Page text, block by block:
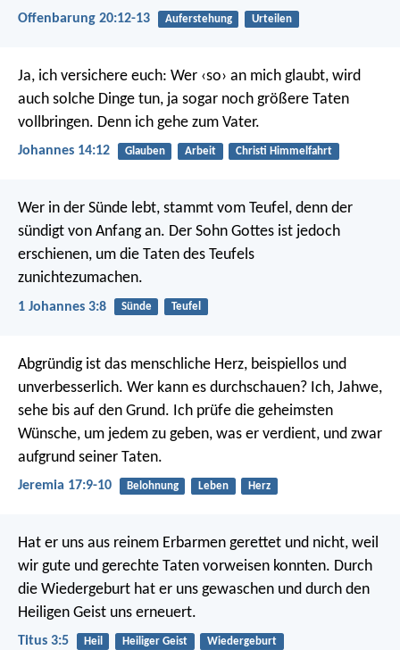
Offenbarung 20:12-13 Auferstehung Urteilen
Ja, ich versichere euch: Wer ‹so› an mich glaubt, wird
auch solche Dinge tun, ja sogar noch größere Taten
vollbringen. Denn ich gehe zum Vater.
Johannes 14:12 Glauben Arbeit Christi Himmelfahrt
Wer in der Sünde lebt, stammt vom Teufel, denn der
sündigt von Anfang an. Der Sohn Gottes ist jedoch
erschienen, um die Taten des Teufels
zunichtezumachen.
1 Johannes 3:8 Sünde Teufel
Abgründig ist das menschliche Herz, beispiellos und
unverbesserlich. Wer kann es durchschauen? Ich, Jahwe,
sehe bis auf den Grund. Ich prüfe die geheimsten
Wünsche, um jedem zu geben, was er verdient, und zwar
aufgrund seiner Taten.
Jeremia 17:9-10 Belohnung Leben Herz
Hat er uns aus reinem Erbarmen gerettet und nicht, weil
wir gute und gerechte Taten vorweisen konnten. Durch
die Wiedergeburt hat er uns gewaschen und durch den
Heiligen Geist uns erneuert.
Titus 3:5 Heil Heiliger Geist Wiedergeburt